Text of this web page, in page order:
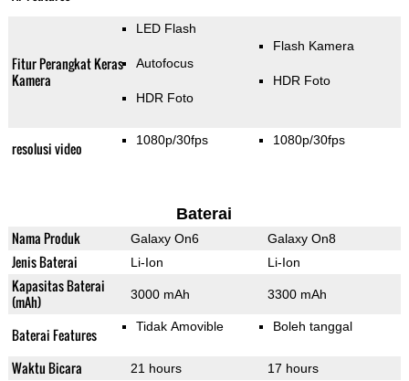
Fitur Perangkat Keras
Kamera
LED Flash
Autofocus
HDR Foto
Flash Kamera
HDR Foto
resolusi video 1080p/30fps 1080p/30fps
Baterai
Nama Produk Galaxy On6 Galaxy On8
Jenis Baterai Li-Ion Li-Ion
Kapasitas Baterai
(mAh)
3000 mAh 3300 mAh
Baterai Features Tidak Amovible Boleh tanggal
Waktu Bicara 21 hours 17 hours